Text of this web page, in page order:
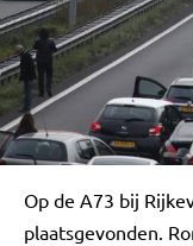
Op de A73 bij
plaatsgevonden.